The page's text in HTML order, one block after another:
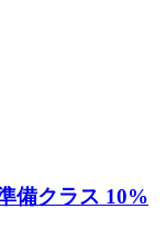
備クラス 10%